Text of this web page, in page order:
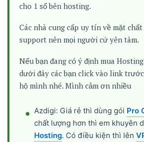
cho 1 số bên hosting.
Các nhà cung cấp uy tín về mặt
support nên mọi người cứ yên tâm.
Nếu bạn đang có ý định mua
dưới đây các bạn click vào link
hộ mình nhé. Mình cảm ơn nhiều
Azdigi: Giá rẻ thì dùng gói Pro
chất lượng hơn thì em khuyên
Hosting. Có điều kiện thì lên